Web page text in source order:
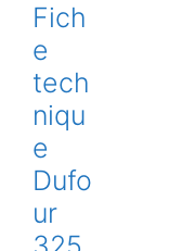
Fich
e
tech
niqu
e
Dufo
ur